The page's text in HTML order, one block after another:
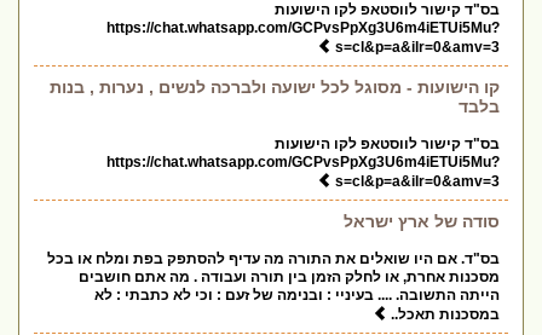
בס"ד קישור לווסטאפ לקו הישועות
https://chat.whatsapp.com/GCPvsPpXg3U6m4iETUi5Mu?
s=cl&p=a&ilr=0&amv=3
קו הישועות - מסוגל לכל ישועה ולברכה לנשים , נערות , בנות
בלבד
בס"ד קישור לווסטאפ לקו הישועות
https://chat.whatsapp.com/GCPvsPpXg3U6m4iETUi5Mu?
s=cl&p=a&ilr=0&amv=3
סודה של ארץ ישראל
בס"ד. אם היו שואלים את התורה מה עדיף להסתפק בפת ומלח או בכל
מסכנות אחרת, או לחלק הזמן בין תורה ועבודה . מה אתם חושבים
הייתה התשובה. .... בעיניי : ובנימה של זעם : וכי לא כתבתי : לא
במסכנות תאכל..